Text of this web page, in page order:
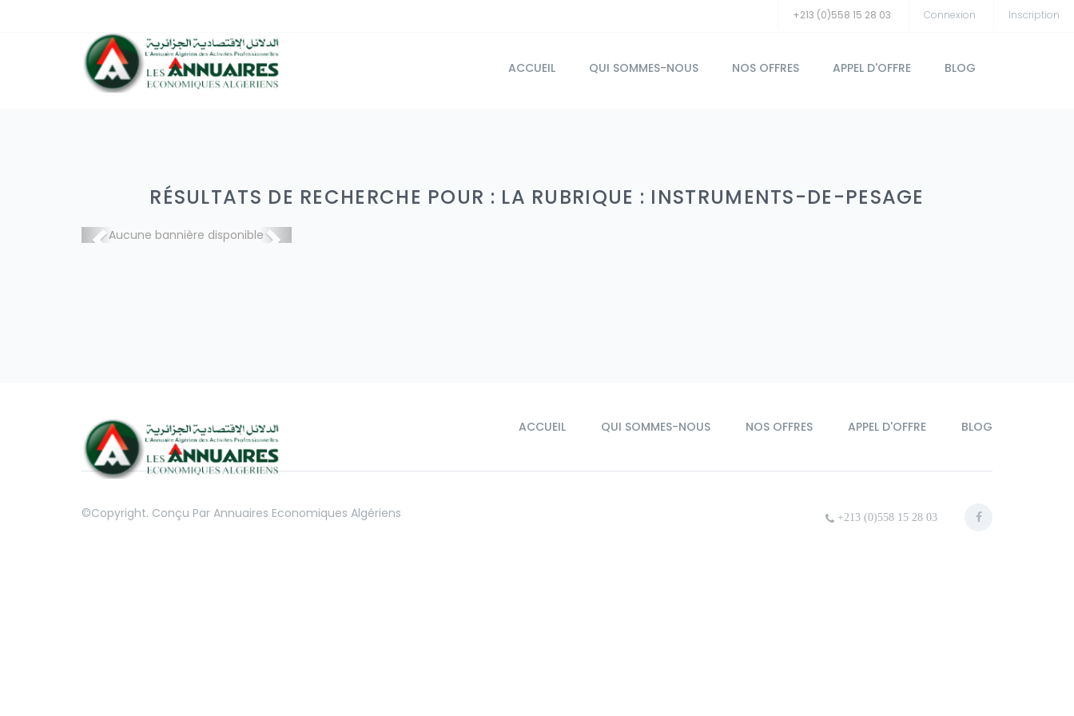
+213 (0)558 15 28 03 Connexion Inscription
ACCUEIL QUI SOMMES-NOUS NOS OFFRES APPEL D'OFFRE BLOG
RÉSULTATS DE RECHERCHE POUR : LA RUBRIQUE : INSTRUMENTS-DE-PESAGE
Aucune bannière disponible
ACCUEIL QUI SOMMES-NOUS NOS OFFRES APPEL D'OFFRE BLOG
©copyright. Conçu Par Annuaires Economiques Algériens +213 (0)558 15 28 03